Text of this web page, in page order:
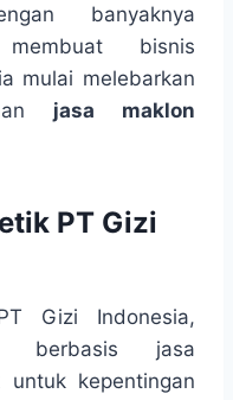
banyaknya
bisnis
mulai melebarkan
jasa maklon
PT Gizi
Gizi Indonesia,
berbasis jasa
kepentingan